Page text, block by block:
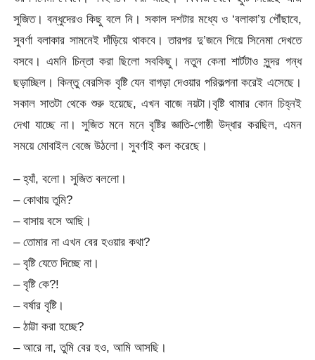
সুজিত। বন্ধুদেরও কিছু বলে নি। সকাল দশটার মধ্যে ও ‘বলাকা’য় পৌঁছাবে,
সুবর্ণা বলাকার সামনেই দাঁড়িয়ে থাকবে। তারপর দু’জনে গিয়ে সিনেমা দেখতে
বসবে। এমনি চিন্তা করা ছিলো সবকিছু। নতুন কেনা শার্টটাও সুন্দর গন্ধ
ছড়াচ্ছিল। কিন্তু বেরসিক বৃষ্টি যেন বাগড়া দেওয়ার পরিকল্পনা করেই এসেছে।
সকাল সাতটা থেকে শুরু হয়েছে, এখন বাজে নয়টা।বৃষ্টি থামার কোন চিহ্নই
দেখা যাচ্ছে না। সুজিত মনে মনে বৃষ্টির জ্ঞাতি-গোষ্ঠী উদ্ধার করছিল, এমন
সময়ে মোবাইল বেজে উঠলো। সুবর্ণাই কল করেছে।
– হ্যাঁ, বলো। সুজিত বললো।
– কোথায় তুমি?
– বাসায় বসে আছি।
– তোমার না এখন বের হওয়ার কথা?
– বৃষ্টি যেতে দিচ্ছে না।
– বৃষ্টি কে?!
– বর্ষার বৃষ্টি।
– ঠাট্টা করা হচ্ছে?
– আরে না, তুমি বের হও, আমি আসছি।